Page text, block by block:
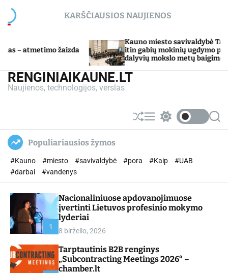
c
n
KARŠČIAUSIOS NAUJIENOS
Kauno miesto savivaldybė Tarpdisciplininio
itin gabių mokinių ugdymo programos
dalyvių mokslo metų baigimo šventė
RENGINIAIKAUNE.LT
Naujienos, technologijos, verslas
S
h
e
M
e w
h
o
r
S
e
Populiariausios žymos
#Kauno #miesto #savivaldybė #pora #Kaip
#UAB
#darbai
#vandenys
1
Nacionaliniuose apdovanojimuose
įvertinti Lietuvos profesinio mokymo
lyderiai
8 birželio, 2026
Tarptautinis B2B renginys
„Subcontracting Meetings 2026“ –
chamber.lt